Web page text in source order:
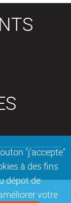
"j'accepte"
à des fins
dépot de
votre